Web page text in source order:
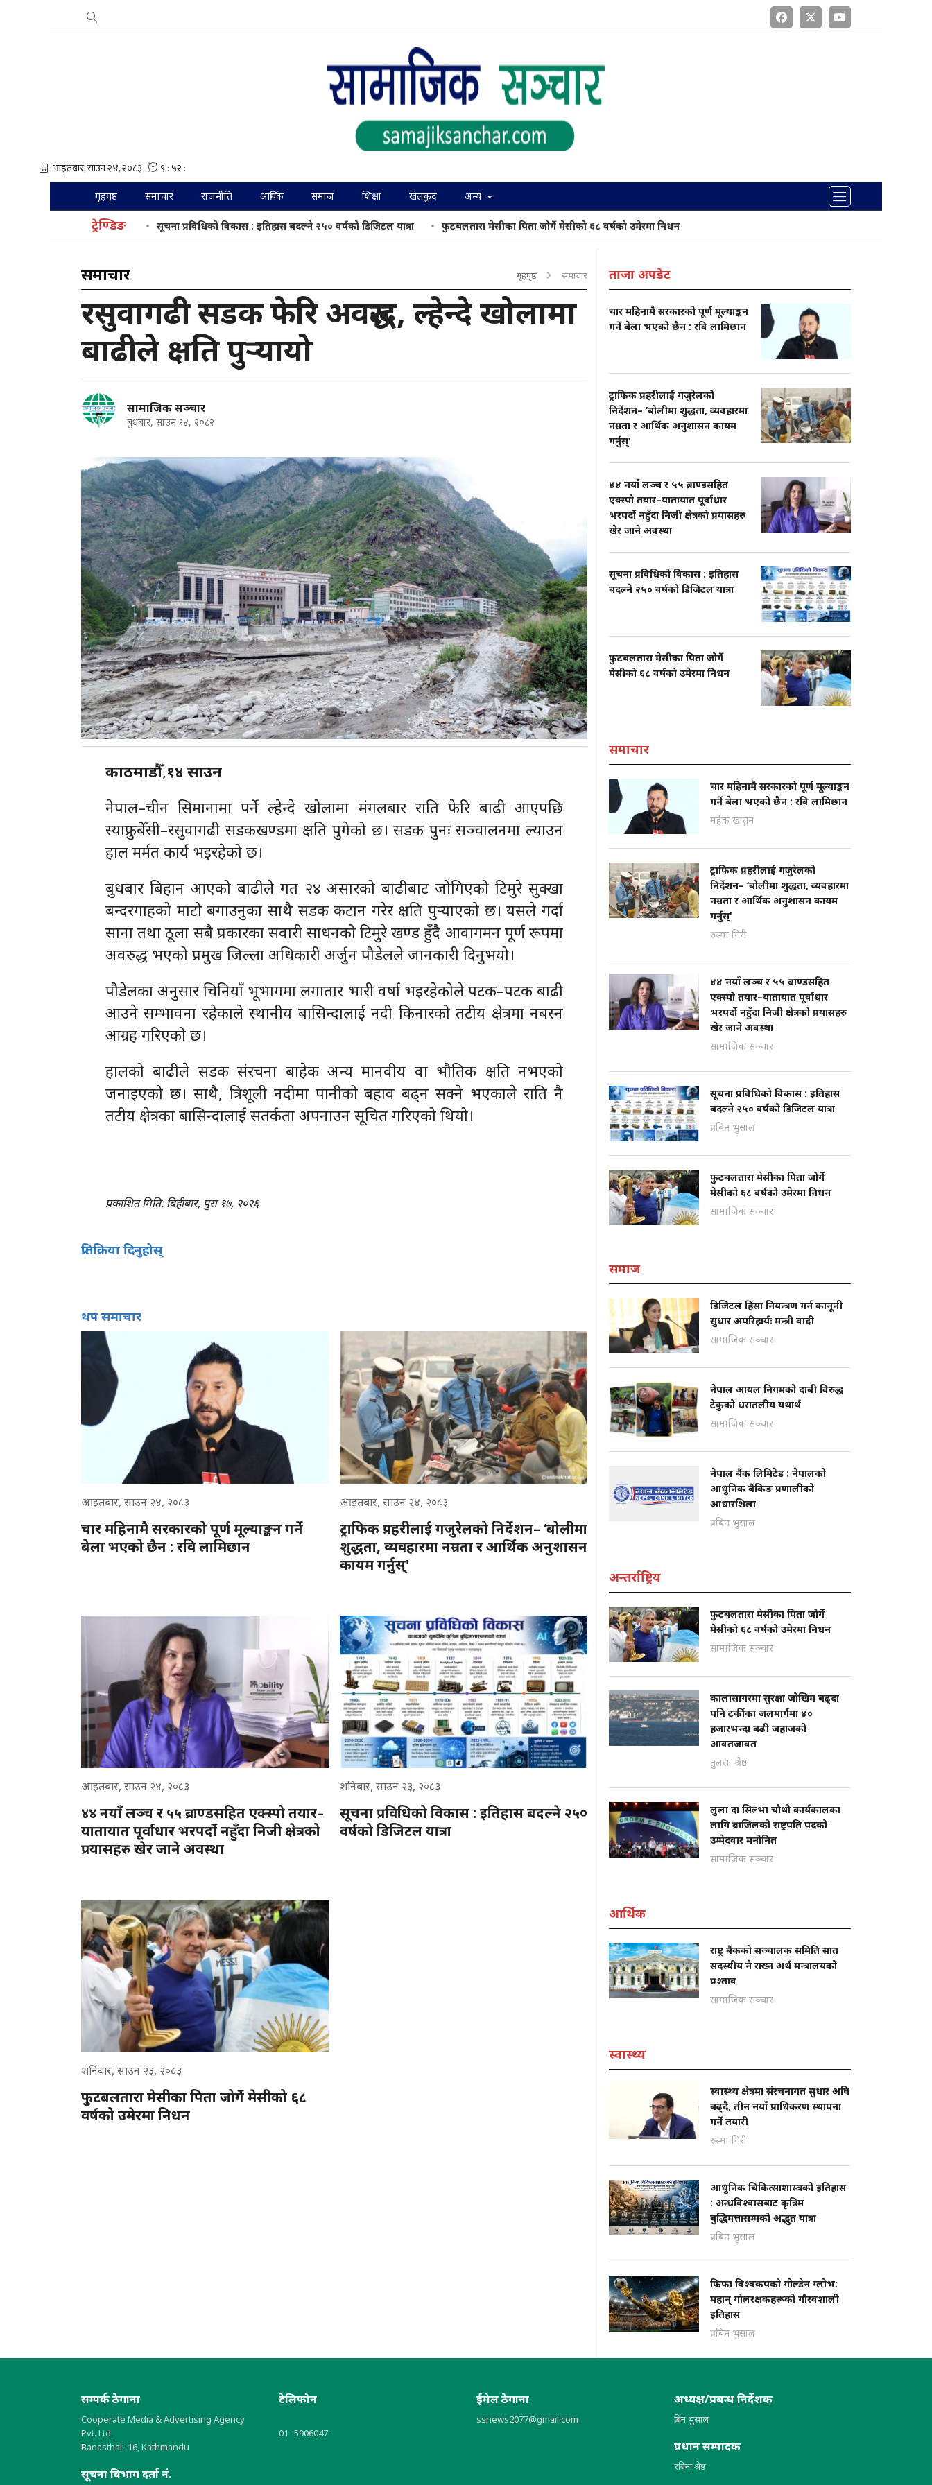
गृहपृष्ठ समाचार राजनीति आर्थिक समाज शिक्षा खेलकुद अन्य
ट्रेण्डिङ सूचना प्रविधिको विकास : इतिहास बदल्ने २५० वर्षको डिजिटल यात्रा फुटबलतारा मेसीका पिता जोर्गे मेसीको ६८ वर्षको उमेरमा निधन
समाचार गृहपृष्ठ समाचार
रसुवागढी सडक फेरि अवरुद्ध, ल्हेन्दे खोलामा
बाढीले क्षति पुर्‍यायो
सामाजिक सञ्चार
बुधबार, साउन १४, २०८२
काठमाडौँ,१४ साउन
नेपाल–चीन सिमानामा पर्ने ल्हेन्दे खोलामा मंगलबार राति फेरि बाढी आएपछि
स्याफ्रुबेँसी–रसुवागढी सडकखण्डमा क्षति पुगेको छ। सडक पुनः सञ्चालनमा ल्याउन
हाल मर्मत कार्य भइरहेको छ।
बुधबार बिहान आएको बाढीले गत २४ असारको बाढीबाट जोगिएको टिमुरे सुक्खा
बन्दरगाहको माटो बगाउनुका साथै सडक कटान गरेर क्षति पुर्‍याएको छ। यसले गर्दा
साना तथा ठूला सबै प्रकारका सवारी साधनको टिमुरे खण्ड हुँदै आवागमन पूर्ण रूपमा
अवरुद्ध भएको प्रमुख जिल्ला अधिकारी अर्जुन पौडेलले जानकारी दिनुभयो।
पौडेलका अनुसार चिनियाँ भूभागमा लगातार भारी वर्षा भइरहेकोले पटक–पटक बाढी
आउने सम्भावना रहेकाले स्थानीय बासिन्दालाई नदी किनारको तटीय क्षेत्रमा नबस्न
आग्रह गरिएको छ।
हालको बाढीले सडक संरचना बाहेक अन्य मानवीय वा भौतिक क्षति नभएको
जनाइएको छ। साथै, त्रिशूली नदीमा पानीको बहाव बढ्न सक्ने भएकाले राति नै
तटीय क्षेत्रका बासिन्दालाई सतर्कता अपनाउन सूचित गरिएको थियो।
प्रकाशित मिति: बिहीबार, पुस १७, २०२६
प्रतिक्रिया दिनुहोस्
थप समाचार
आइतबार, साउन २४, २०८३
चार महिनामै सरकारको पूर्ण मूल्याङ्कन गर्ने
बेला भएको छैन : रवि लामिछान
आइतबार, साउन २४, २०८३
ट्राफिक प्रहरीलाई गजुरेलको निर्देशन– ‘बोलीमा
शुद्धता, व्यवहारमा नम्रता र आर्थिक अनुशासन
कायम गर्नुस्'
आइतबार, साउन २४, २०८३
४४ नयाँ लञ्च र ५५ ब्राण्डसहित एक्स्पो तयार–
यातायात पूर्वाधार भरपर्दो नहुँदा निजी क्षेत्रको
प्रयासहरु खेर जाने अवस्था
शनिबार, साउन २३, २०८३
सूचना प्रविधिको विकास : इतिहास बदल्ने २५०
वर्षको डिजिटल यात्रा
शनिबार, साउन २३, २०८३
फुटबलतारा मेसीका पिता जोर्गे मेसीको ६८
वर्षको उमेरमा निधन
ताजा अपडेट
चार महिनामै सरकारको पूर्ण मूल्याङ्कन
गर्ने बेला भएको छैन : रवि लामिछान
ट्राफिक प्रहरीलाई गजुरेलको
निर्देशन– ‘बोलीमा शुद्धता, व्यवहारमा
नम्रता र आर्थिक अनुशासन कायम
गर्नुस्'
४४ नयाँ लञ्च र ५५ ब्राण्डसहित
एक्स्पो तयार–यातायात पूर्वाधार
भरपर्दो नहुँदा निजी क्षेत्रको प्रयासहरु
खेर जाने अवस्था
सूचना प्रविधिको विकास : इतिहास
बदल्ने २५० वर्षको डिजिटल यात्रा
फुटबलतारा मेसीका पिता जोर्गे
मेसीको ६८ वर्षको उमेरमा निधन
समाचार
चार महिनामै सरकारको पूर्ण मूल्याङ्कन
गर्ने बेला भएको छैन : रवि लामिछान
महेक खातुन
ट्राफिक प्रहरीलाई गजुरेलको
निर्देशन– ‘बोलीमा शुद्धता, व्यवहारमा
नम्रता र आर्थिक अनुशासन कायम
गर्नुस्'
रुस्मा गिरी
४४ नयाँ लञ्च र ५५ ब्राण्डसहित
एक्स्पो तयार–यातायात पूर्वाधार
भरपर्दो नहुँदा निजी क्षेत्रको प्रयासहरु
खेर जाने अवस्था
सामाजिक सञ्चार
सूचना प्रविधिको विकास : इतिहास
बदल्ने २५० वर्षको डिजिटल यात्रा
प्रबिन भुसाल
फुटबलतारा मेसीका पिता जोर्गे
मेसीको ६८ वर्षको उमेरमा निधन
सामाजिक सञ्चार
समाज
डिजिटल हिंसा नियन्त्रण गर्न कानूनी
सुधार अपरिहार्यः मन्त्री वादी
सामाजिक सञ्चार
नेपाल आयल निगमको दाबी विरुद्ध
टेकुको धरातलीय यथार्थ
सामाजिक सञ्चार
नेपाल बैंक लिमिटेड : नेपालको
आधुनिक बैंकिङ प्रणालीको
आधारशिला
प्रबिन भुसाल
अन्तर्राष्ट्रिय
फुटबलतारा मेसीका पिता जोर्गे
मेसीको ६८ वर्षको उमेरमा निधन
सामाजिक सञ्चार
कालासागरमा सुरक्षा जोखिम बढ्दा
पनि टर्कीका जलमार्गमा ४०
हजारभन्दा बढी जहाजको
आवतजावत
तुलसा श्रेष्ठ
लुला दा सिल्भा चौथो कार्यकालका
लागि ब्राजिलको राष्ट्रपति पदको
उम्मेदवार मनोनित
सामाजिक सञ्चार
आर्थिक
राष्ट्र बैंकको सञ्चालक समिति सात
सदस्यीय नै राख्न अर्थ मन्त्रालयको
प्रश्ताव
सामाजिक सञ्चार
स्वास्थ्य
स्वास्थ्य क्षेत्रमा संरचनागत सुधार अघि
बढ्दै, तीन नयाँ प्राधिकरण स्थापना
गर्ने तयारी
रुस्मा गिरी
आधुनिक चिकित्साशास्त्रको इतिहास
: अन्धविश्वासबाट कृत्रिम
बुद्धिमत्तासम्मको अद्भुत यात्रा
प्रबिन भुसाल
फिफा विश्वकपको गोल्डेन ग्लोभ:
महान् गोलरक्षकहरूको गौरवशाली
इतिहास
प्रबिन भुसाल
सम्पर्क ठेगाना
Cooperate Media & Advertising Agency
Pvt. Ltd.
Banasthali-16, Kathmandu
सूचना विभाग दर्ता नं.
टेलिफोन
01- 5906047
ईमेल ठेगाना
ssnews2077@gmail.com
अध्यक्ष/प्रबन्ध निर्देशक
प्रबिन भुसाल
प्रधान सम्पादक
रबिना श्रेष्ठ